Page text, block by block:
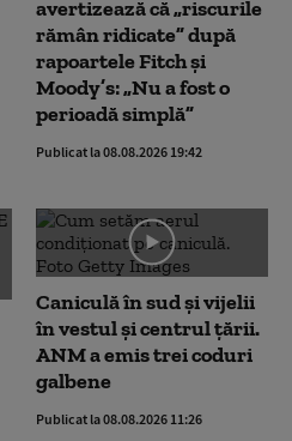
avertizează că „riscurile
rămân ridicate” după
rapoartele Fitch și
Moody’s: „Nu a fost o
perioadă simplă”
Publicat la 08.08.2026 19:42
Caniculă în sud și vijelii
în vestul și centrul țării.
ANM a emis trei coduri
galbene
Publicat la 08.08.2026 11:26